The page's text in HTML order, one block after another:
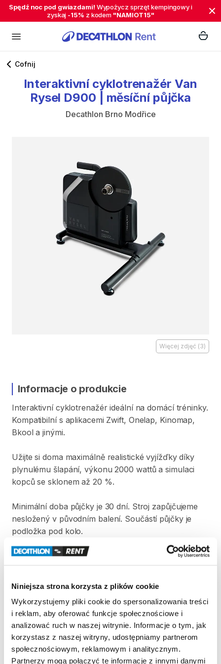
Niniejsza strona korzysta z plików cookie
Wykorzystujemy pliki cookie do spersonalizowania treści
i reklam, aby oferować funkcje społecznościowe i
analizować ruch w naszej witrynie. Informacje o tym, jak
korzystasz z naszej witryny, udostępniamy partnerom
społecznościowym, reklamowym i analitycznym.
Partnerzy mogą połączyć te informacje z innymi danymi
Spędź noc pod gwiazdami! Wypożycz sprzęt kempingowy i
zyskaj -15% z kodem "NAMIOT15"
Cofnij
Interaktivní cyklotrenažér Van
Rysel D900 měsíční půjčka
Decathlon Brno Modřice
Więcej zdjęć (3)
Informacje o produkcie
Interaktivní cyklotrenažér ideální na domácí tréninky.
Kompatibilní s aplikacemi Zwift​​,​ Onelap​​,​ Kinomap​​,​
Bkool a jinými.
Užijte si doma maximálně realistické vyjížďky díky
plynulému šlapání​​,​ výkonu 2000 wattů a simulaci
kopců se sklonem až 20 %.
Minimální doba půjčky je 30 dní. Stroj zapůjčujeme
nesložený v původním balení. Součástí půjčky je
podložka pod kolo.
Strona produktu w sklepie
Zasady wypożyczenia
REGULAMIN
Regulamin wypożyczalni